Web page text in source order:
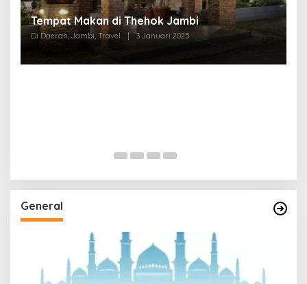
Tempat Makan di Thehok Jambi
Di Daerah, Jambi, Travel | 3 Januari 2025
General